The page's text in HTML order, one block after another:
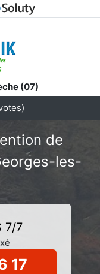
(07)
de
les-
7/7
17